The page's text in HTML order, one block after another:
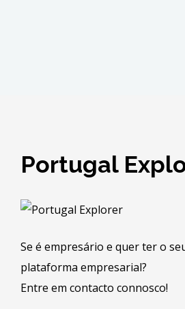
Portugal
Se é empresário e quer ter o
plataforma empresarial?
Entre em contacto connosco!